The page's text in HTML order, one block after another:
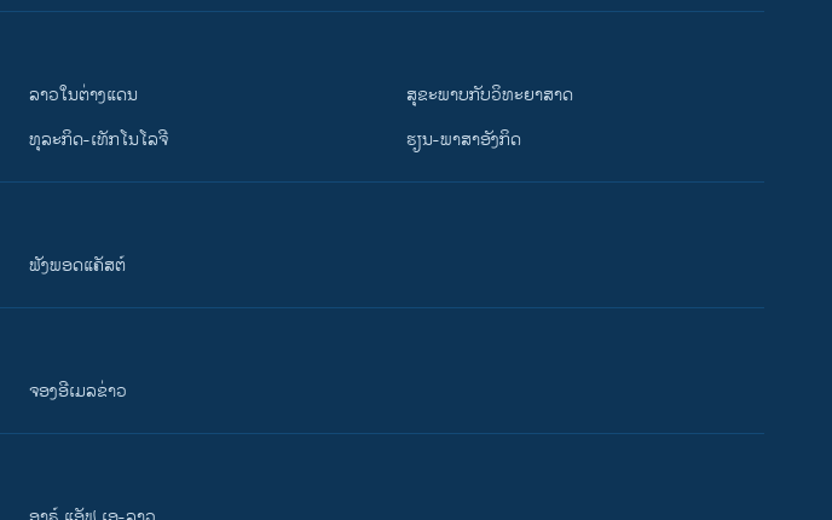
ລາວໃນຕ່າງແດນ
ທຸລະກິດ-ເທັກໂນໂລຈີ
ສຸຂະພາບກັບວິທະຍາສາດ
ຮຽນ-ພາສາອັງກິດ
ຟັງພອດແຄັສຕ໌
ຈອງອີເມລຂ່າວ